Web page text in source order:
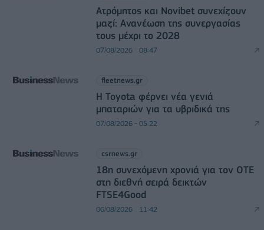
Ατρόμητος και Novibet συνεχίζουν
μαζί: Ανανέωση της συνεργασίας
τους μέχρι το 2028
07/08/2026 - 08:47
fleetnews.gr
Η Toyota φέρνει νέα γενιά
μπαταριών για τα υβριδικά της
07/08/2026 - 05:22
csrnews.gr
18η συνεχόμενη χρονιά για τον ΟΤΕ
στη διεθνή σειρά δεικτών
FTSE4Good
06/08/2026 - 11:42